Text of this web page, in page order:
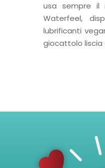
usa sempre il
Waterfeel,
lubrificanti
giocattolo